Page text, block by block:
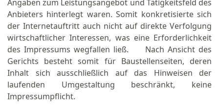
Angaben zum Leistungsangebot und Tätigkeitsfeld des
Anbieters hinterlegt waren. Somit konkretisierte sich
der Internetauftritt auch nicht auf direkte Verfolgung
wirtschaftlicher Interessen, was eine Erforderlichkeit
des Impressums wegfallen ließ. Nach Ansicht des
Gerichts besteht somit für Baustellenseiten, deren
Inhalt sich ausschließlich auf das Hinweisen der
laufenden Umgestaltung beschränkt, keine
Impressumpflicht.